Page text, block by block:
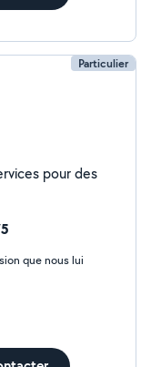
Particulier
pour des
que nous lui